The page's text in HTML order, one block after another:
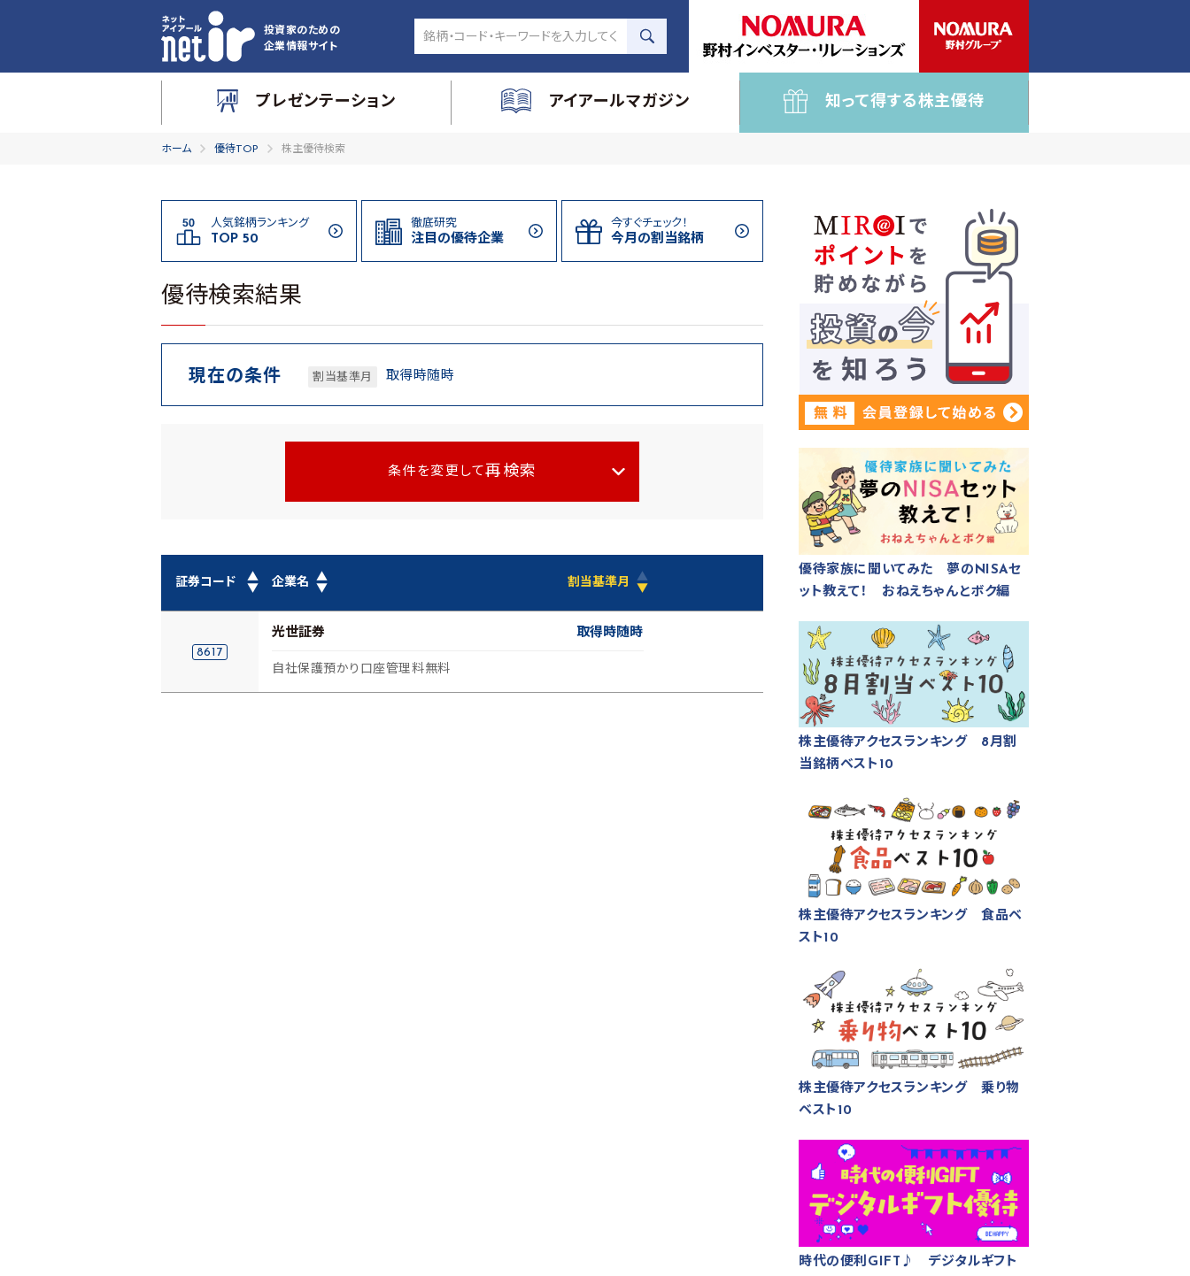
投資家のための
企業情報サイト
プレゼンテーション アイアールマガジン 知って得する株主優待
ホーム 優待TOP 株主優待検索
人気銘柄ランキング
TOP 50
徹底研究
注目の優待企業
今すぐチェック！
今月の割当銘柄
優待検索結果
現在の条件 割当基準月 取得時随時
条件を変更して 再検索
▲
証券コード ▼
▲
企業名 ▼
▲
割当基準月 ▼
8617
光世証券 取得時随時
自社保護預かり口座管理料無料
優待家族に聞いてみた 夢のNISAセ
ット教えて！ おねえちゃんとボク編
株主優待アクセスランキング 8月割
当銘柄ベスト10
株主優待アクセスランキング 食品ベ
スト10
株主優待アクセスランキング 乗り物
ベスト10
時代の便利GIFT♪ デジタルギフト